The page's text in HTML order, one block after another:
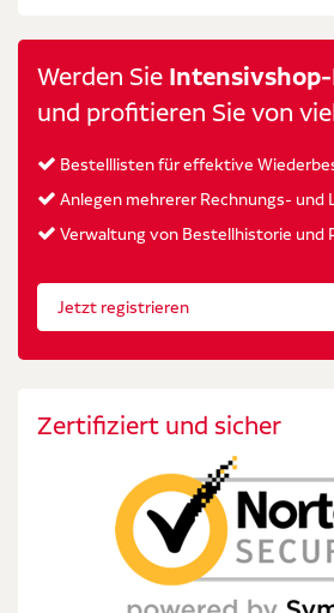
Werden Sie
und profitieren Sie von
Bestelllisten für effektive
Anlegen mehrerer Rechnungs- und
Verwaltung von Bestellhistorie und
Jetzt registrieren
Zertifiziert und sicher